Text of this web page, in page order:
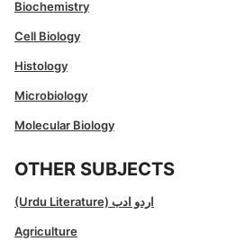
Biochemistry
Cell Biology
Histology
Microbiology
Molecular Biology
OTHER SUBJECTS
(Urdu Literature) اردو ادب
Agriculture